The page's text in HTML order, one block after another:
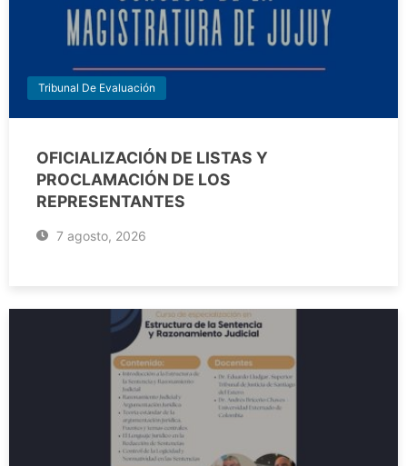
Tribunal De Evaluación
OFICIALIZACIÓN DE LISTAS Y
PROCLAMACIÓN DE LOS
REPRESENTANTES
7 agosto, 2026